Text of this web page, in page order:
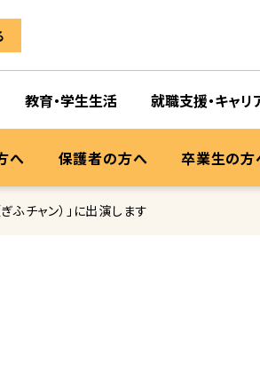
教育・学生生活 就職支援・キャリ
へ 保護者の方へ 卒業生の方
チャン）」に出演します